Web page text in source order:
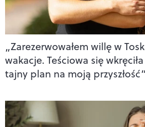
„Zarezerwowałem willę w
wakacje. Teściowa się
tajny plan na moją przyszłość”